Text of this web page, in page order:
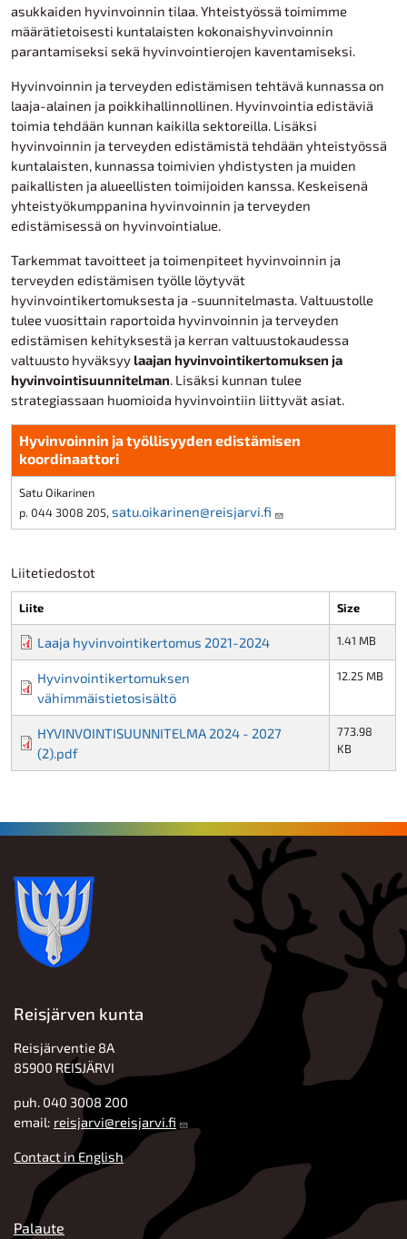
asukkaiden hyvinvoinnin tilaa. Yhteistyössä toimimme
määrätietoisesti kuntalaisten kokonaishyvinvoinnin
parantamiseksi sekä hyvinvointierojen kaventamiseksi.
Hyvinvoinnin ja terveyden edistämisen tehtävä kunnassa on
laaja-alainen ja poikkihallinnollinen. Hyvinvointia edistäviä
toimia tehdään kunnan kaikilla sektoreilla. Lisäksi
hyvinvoinnin ja terveyden edistämistä tehdään yhteistyössä
kuntalaisten, kunnassa toimivien yhdistysten ja muiden
paikallisten ja alueellisten toimijoiden kanssa. Keskeisenä
yhteistyökumppanina hyvinvoinnin ja terveyden
edistämisessä on hyvinvointialue.
Tarkemmat tavoitteet ja toimenpiteet hyvinvoinnin ja
terveyden edistämisen työlle löytyvät
hyvinvointikertomuksesta ja -suunnitelmasta. Valtuustolle
tulee vuosittain raportoida hyvinvoinnin ja terveyden
edistämisen kehityksestä ja kerran valtuustokaudessa
valtuusto hyväksyy laajan hyvinvointikertomuksen ja
hyvinvointisuunnitelman. Lisäksi kunnan tulee
strategiassaan huomioida hyvinvointiin liittyvät asiat.
Hyvinvoinnin ja työllisyyden edistämisen
koordinaattori
Satu Oikarinen
p. 044 3008 205, satu.oikarinen@reisjarvi.fi
Liitetiedostot
Liite Size
Laaja hyvinvointikertomus 2021-2024 1.41 MB
Hyvinvointikertomuksen
vähimmäistietosisältö
12.25 MB
HYVINVOINTISUUNNITELMA 2024 - 2027
(2).pdf
773.98
KB
Reisjärven kunta
Reisjärventie 8A
85900 REISJÄRVI
puh. 040 3008 200
email: reisjarvi@reisjarvi.fi
Contact in English
ALATUNNISTE
Palaute